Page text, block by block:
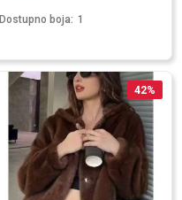
Dostupno boja: 1
42%